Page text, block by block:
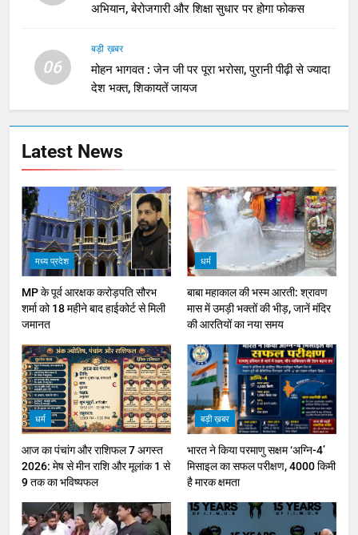
अभियान, बेरोजगारी और शिक्षा सुधार पर होगा फोकस
06
बड़ी ख़बर
मोहन भागवत : जेन जी पर पूरा भरोसा, पुरानी पीढ़ी से ज्यादा
देश भक्त, शिकायतें जायज
Latest News
मध्य प्रदेश
MP के पूर्व आरक्षक करोड़पति सौरभ
शर्मा को 18 महीने बाद हाईकोर्ट से मिली
जमानत
धर्म
बाबा महाकाल की भस्म आरती: श्रावण
मास में उमड़ी भक्तों की भीड़, जानें मंदिर
की आरतियों का नया समय
धर्म
आज का पंचांग और राशिफल 7 अगस्त
2026: मेष से मीन राशि और मूलांक 1 से
9 तक का भविष्यफल
बड़ी ख़बर
भारत ने किया परमाणु सक्षम ‘अग्नि-4’
मिसाइल का सफल परीक्षण, 4000 किमी
है मारक क्षमता